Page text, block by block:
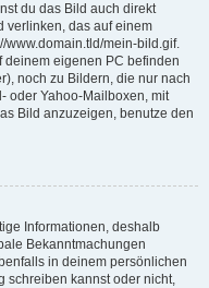
du das Bild auch direkt
verlinken, das auf einem
www.domain.tld/mein-bild.gif.
deinem eigenen PC befinden
noch zu Bildern, die nur nach
oder Yahoo-Mailboxen, mit
Bild anzuzeigen, benutze den
Informationen, deshalb
Bekanntmachungen
in deinem persönlichen
schreiben kannst oder nicht,